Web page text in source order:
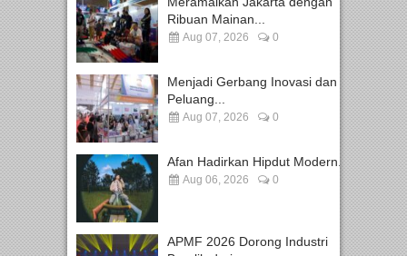
Ribuan Mainan...
Aug 07, 2026 0
Menjadi Gerbang Inovasi dan
Peluang...
Aug 07, 2026 0
Afan Hadirkan Hipdut Modern...
Aug 06, 2026 0
APMF 2026 Dorong Industri